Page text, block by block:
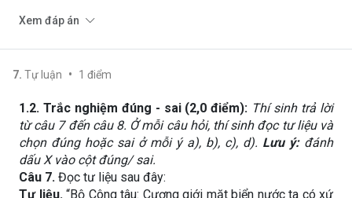
Xem đáp án
7. Tự luận • 1 điểm
1.2. Trắc nghiệm đúng - sai (2,0 điểm): Thí sinh trả lời
từ câu 7 đến câu 8. Ở mỗi câu hỏi, thí sinhđọc tư liệu và
chọn đúng hoặc sai ở mỗi ý a), b), c), d). Lưu ý:đánh
dấu X vào cột đúng/ sai.
Câu 7. Đọc tư liệu sau đây:
Tư liệu. “Bộ Công tâu: Cương giới mặt biển nước ta có xứ